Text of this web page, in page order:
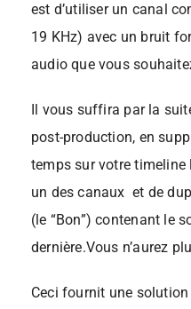
est d’utiliser un canal
19 KHz) avec un bruit
audio que vous
Il vous suffira par la
post-production, en
temps sur votre timeline
un des canaux et de
(le “Bon”) contenant le
dernière.Vous n’aurez
Ceci fournit une